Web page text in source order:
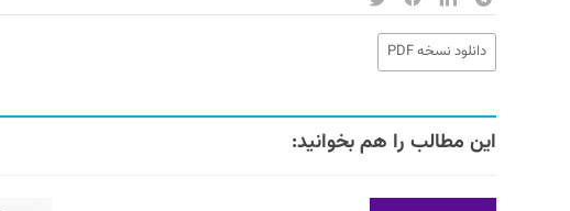
دانلود نسخه PDF
این مطالب را هم بخوانید: